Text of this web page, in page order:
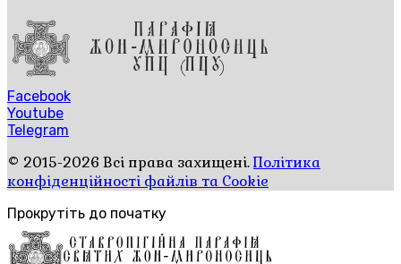
Facebook
Youtube
Telegram
© 2015-2026 Всі права захищені.Політика
конфіденційності файлів та Cookie
Прокрутіть до початку